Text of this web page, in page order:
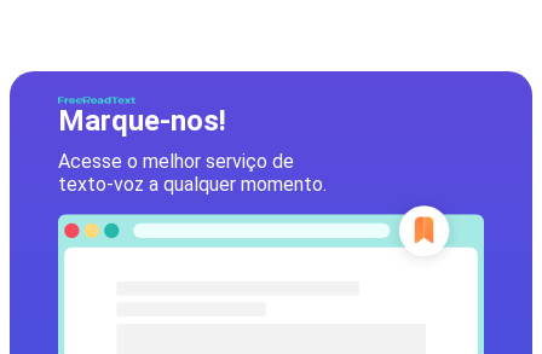
Marque-nos!
Acesse o melhor serviço de
texto-voz a qualquer momento.